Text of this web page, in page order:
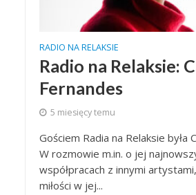
RADIO NA RELAKSIE
Radio na Relaksie:
Fernandes
5 miesięcy temu
Gościem Radia na Relaksie była
W rozmowie m.in. o jej
współpracach z innymi
miłości w jej...